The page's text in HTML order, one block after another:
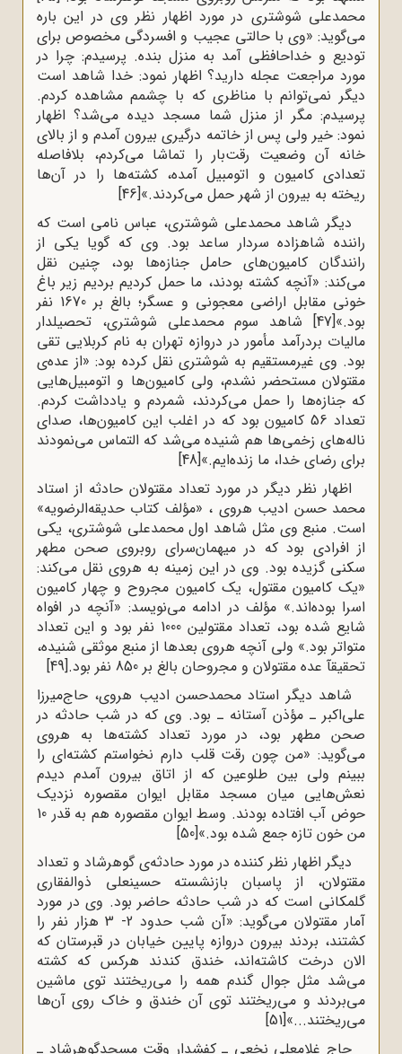
محمدعلی شوشتری در مورد اظهار نظر وى در این باره
مى‌گوید: «وى با حالتى عجیب و افسردگى مخصوص براى
تودیع و خداحافظى آمد به منزل بنده. پرسیدم: چرا در
مورد مراجعت عجله دارید؟ اظهار نمود: خدا شاهد است
دیگر نمى‌توانم با مناظرى که با چشمم مشاهده کردم.
پرسیدم: مگر از منزل شما مسجد دیده مى‌شد؟ اظهار
نمود: خیر ولى پس از خاتمه‌ درگیری بیرون آمدم و از بالاى
خانه آن وضعیت رقت‌بار را تماشا مى‌کردم، بلافاصله
تعدادى کامیون و اتومبیل آمده، کشته‌ها را در آن‌ها
ریخته به بیرون از شهر حمل می‌کردند.»[46]
دیگر شاهد محمدعلی شوشترى، عباس نامى است که
راننده شاهزاده سردار ساعد بود. وى که گویا یکى از
رانندگان کامیون‌هاى حامل جنازه‌ها بود، چنین نقل
مى‌کند: «آنچه کشته بودند، ما حمل کردیم بردیم زیر باغ
خونى مقابل اراضى معجونى و عسگر؛ بالغ بر 1670 نفر
بود.»[47] شاهد سوم محمدعلى شوشترى، تحصیلدار
مالیات بردرآمد مأمور در دروازه‌ تهران به نام کربلایى تقى
بود. وى غیرمستقیم به شوشترى نقل کرده بود: «از عده‌ى
مقتولان مستحضر نشدم، ولى کامیون‌ها و اتومبیل‌هایى
که جنازه‌ها را حمل مى‌کردند، شمردم و یادداشت کردم.
تعداد 56 کامیون بود که در اغلب این کامیون‌ها، صداى
ناله‌هاى زخمى‌ها هم شنیده مى‌شد که التماس مى‌نمودند
براى رضاى خدا، ما زنده‌ایم.»[48]
اظهار نظر دیگر در مورد تعداد مقتولان حادثه از استاد
محمد حسن ادیب هروى ، «مؤلف کتاب حدیقه‌الرضویه»
است. منبع وى مثل شاهد اول محمدعلی شوشترى، یکى
از افرادى بود که در میهمان‌سراى روبروى صحن مطهر
سکنى گزیده بود. وى در این زمینه به هروی نقل می‌کند:
«یک کامیون مقتول، یک کامیون مجروح و چهار کامیون
اسرا بوده‌اند.» مؤلف در ادامه مى‌نویسد: «آنچه در افواه
شایع شده بود، تعداد مقتولین 1000 نفر بود و این تعداد
متواتر بود.» ولى آنچه هروى بعدها از منبع موثقى شنیده،
تحقیقآ عده‌ مقتولان و مجروحان بالغ بر 850 نفر بود.
[49]
شاهد دیگر استاد محمدحسن ادیب هروى، حاج‌میرزا
على‌اکبر ـ مؤذن آستانه ـ بود. وى که در شب حادثه در
صحن مطهر بود، در مورد تعداد کشته‌ها به هروى
مى‌گوید: «من چون رقت قلب دارم نخواستم کشته‌اى را
ببینم ولى بین طلوعین که از اتاق بیرون آمدم دیدم
نعش‌هایى میان مسجد مقابل ایوان مقصوره نزدیک
حوض آب افتاده بودند. وسط ایوان مقصوره هم به قدر 10
من خون تازه جمع شده بود.»[50]
دیگر اظهار نظر کننده در مورد حادثه‌ى گوهرشاد و تعداد
مقتولان، از پاسبان بازنشسته حسینعلى ذوالفقارى
گلمکانى است که در شب حادثه حاضر بود. وى در مورد
آمار مقتولان مى‌گوید: «آن شب حدود 2- 3 هزار نفر را
کشتند، بردند بیرون دروازه‌ پایین خیابان در قبرستان که
الان درخت کاشته‌اند، خندق کندند هرکس که کشته
مى‌شد مثل جوال گندم همه را مى‌ریختند توى ماشین
مى‌بردند و مى‌ریختند توى آن خندق و خاک روى آن‌ها
مى‌ریختند...»[51]
حاج غلامعلى نخعى ـ کفشدار وقت مسجدگوهرشاد ـ